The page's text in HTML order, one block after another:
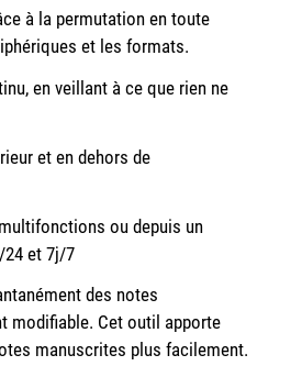
à la permutation en toute
et les formats.
en veillant à ce que rien ne
et en dehors de
ou depuis un
24 et 7j/7
des notes
modifiable. Cet outil apporte
manuscrites plus facilement.